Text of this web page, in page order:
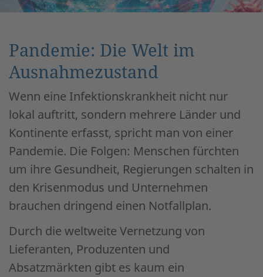
Pandemie: Die Welt im
Ausnahmezustand
Wenn eine Infektionskrankheit nicht nur
lokal auftritt, sondern mehrere Länder und
Kontinente erfasst, spricht man von einer
Pandemie. Die Folgen: Menschen fürchten
um ihre Gesundheit, Regierungen schalten in
den Krisenmodus und Unternehmen
brauchen dringend einen Notfallplan.
Durch die weltweite Vernetzung von
Lieferanten, Produzenten und
Absatzmärkten gibt es kaum ein